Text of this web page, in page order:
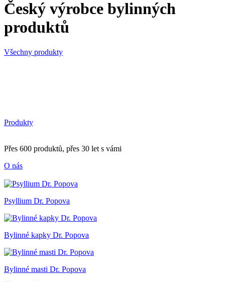
Český výrobce bylinných
produktů
Všechny produkty
Produkty
Přes 600 produktů, přes 30 let s vámi
O nás
Psyllium Dr. Popova
Bylinné kapky Dr. Popova
Bylinné masti Dr. Popova